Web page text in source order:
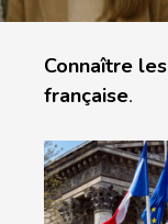
Connaître
française.